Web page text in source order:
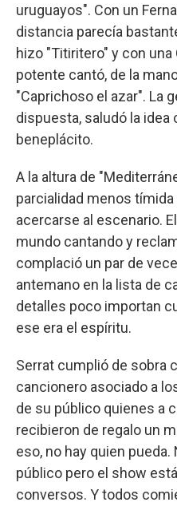
uruguayos". Con un
distancia parecía
hizo "Titiritero" y con
potente cantó, de la
"Caprichoso el azar". La
dispuesta, saludó la
beneplácito.
A la altura de
parcialidad menos tímida
acercarse al escenario.
mundo cantando y
complació un par de
antemano en la lista de
detalles poco importan
ese era el espíritu.
Serrat cumplió de sobra
cancionero asociado a
de su público quienes a
recibieron de regalo un
eso, no hay quien
público pero el show
conversos. Y todos